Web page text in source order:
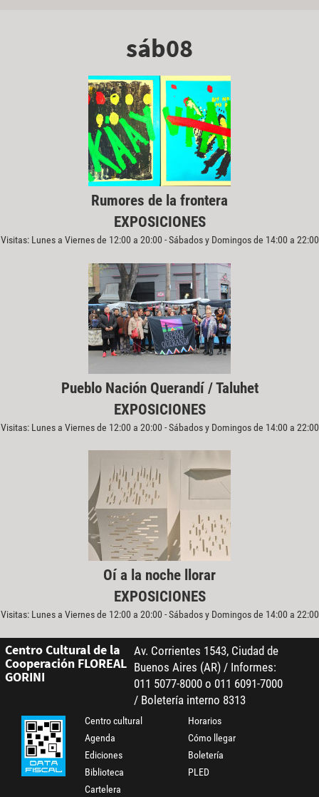
sáb08
Rumores de la frontera
EXPOSICIONES
Visitas: Lunes a Viernes de 12:00 a 20:00 - Sábados y Domingos de 14:00 a 22:00
Pueblo Nación Querandí / Taluhet
EXPOSICIONES
Visitas: Lunes a Viernes de 12:00 a 20:00 - Sábados y Domingos de 14:00 a 22:00
Oí a la noche llorar
EXPOSICIONES
Visitas: Lunes a Viernes de 12:00 a 20:00 - Sábados y Domingos de 14:00 a 22:00
Centro Cultural de la
Cooperación FLOREAL
GORINI
Av. Corrientes 1543, Ciudad de
Buenos Aires (AR) / Informes:
011 5077-8000 o 011 6091-7000
/ Boletería interno 8313
Centro cultural
Agenda
Ediciones
Biblioteca
Cartelera
Horarios
Cómo llegar
Boletería
PLED